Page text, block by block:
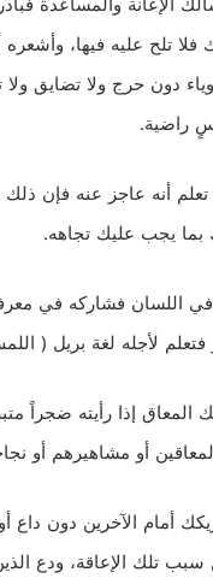
فلا تلح عليه فيها،
دون حرج ولا تضايق ولا
راضية.
تعلم أنه عاجز عنه فإن
بما يجب عليك تجاهه.
في اللسان فشاركه في
فتعلم لأجله لغة بريل (
المعاق إذا رأيته ضجراً
أو مشاهيرهم أو
أمام الآخرين دون داع
تلك الإعاقة، ودع